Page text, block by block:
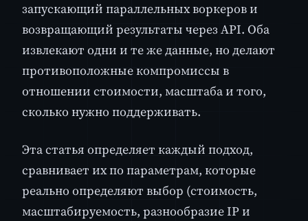
запускающий параллельных воркеров и
возвращающий результаты через API. Оба
извлекают одни и те же данные, но делают
противоположные компромиссы в
отношении стоимости, масштаба и того,
сколько нужно поддерживать.
Эта статья определяет каждый подход,
сравнивает их по параметрам, которые
реально определяют выбор (стоимость,
масштабируемость, разнообразие IP и